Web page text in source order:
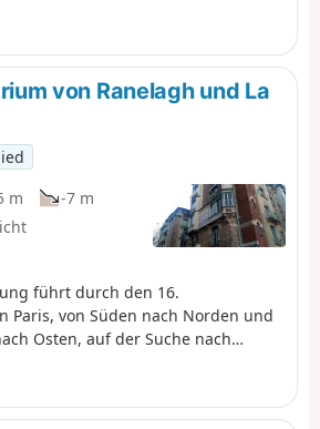
die Vergangenheit der
von Ranelagh und La
m
-7 m
führt durch den 16.
Paris, von Süden nach Norden und
Osten, auf der Suche nach
Arrondissement charakteristisch